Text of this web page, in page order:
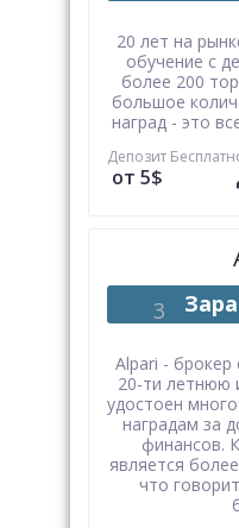
20 лет на
обучение с
более 200
большое
наград - это
Депозит
от 5$
Alpari -
20-ти летнюю
удостоен
наградам за
финансов.
является
что